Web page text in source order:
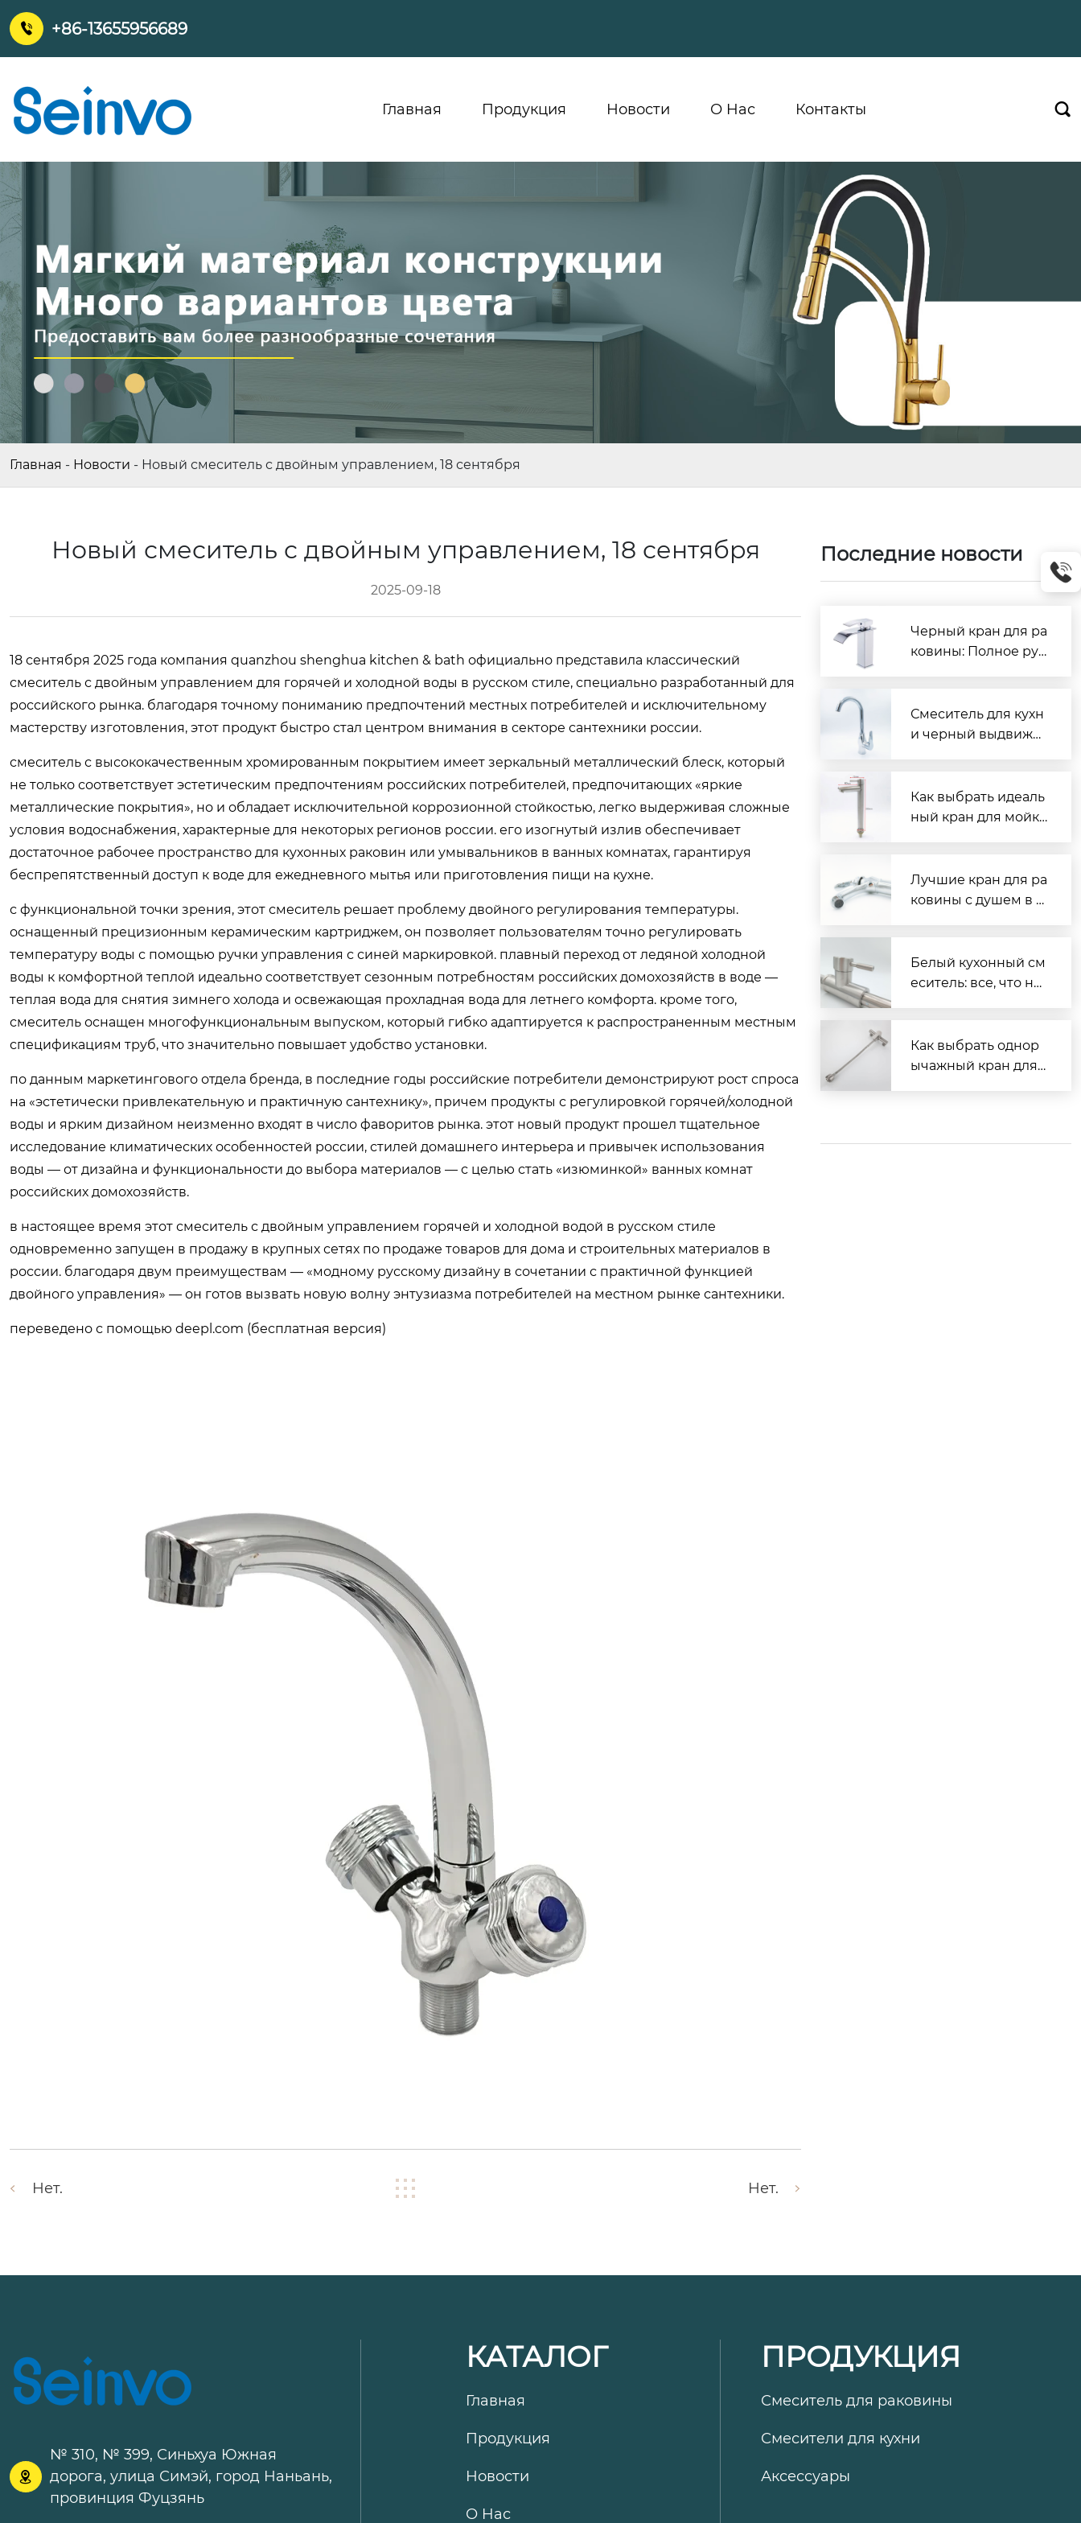
 +86-13655956689
Главная Продукция Новости О Hас Контакты 
Главная - Новости - Новый смеситель с двойным управлением, 18 сентября
Новый смеситель с двойным управлением, 18 сентября
2025-09-18
18 сентября 2025 года компания quanzhou shenghua kitchen & bath официально представила классический
смеситель с двойным управлением для горячей и холодной воды в русском стиле, специально разработанный для
российского рынка. благодаря точному пониманию предпочтений местных потребителей и исключительному
мастерству изготовления, этот продукт быстро стал центром внимания в секторе сантехники россии.
смеситель с высококачественным хромированным покрытием имеет зеркальный металлический блеск, который
не только соответствует эстетическим предпочтениям российских потребителей, предпочитающих «яркие
металлические покрытия», но и обладает исключительной коррозионной стойкостью, легко выдерживая сложные
условия водоснабжения, характерные для некоторых регионов россии. его изогнутый излив обеспечивает
достаточное рабочее пространство для кухонных раковин или умывальников в ванных комнатах, гарантируя
беспрепятственный доступ к воде для ежедневного мытья или приготовления пищи на кухне.
с функциональной точки зрения, этот смеситель решает проблему двойного регулирования температуры.
оснащенный прецизионным керамическим картриджем, он позволяет пользователям точно регулировать
температуру воды с помощью ручки управления с синей маркировкой. плавный переход от ледяной холодной
воды к комфортной теплой идеально соответствует сезонным потребностям российских домохозяйств в воде —
теплая вода для снятия зимнего холода и освежающая прохладная вода для летнего комфорта. кроме того,
смеситель оснащен многофункциональным выпуском, который гибко адаптируется к распространенным местным
спецификациям труб, что значительно повышает удобство установки.
по данным маркетингового отдела бренда, в последние годы российские потребители демонстрируют рост спроса
на «эстетически привлекательную и практичную сантехнику», причем продукты с регулировкой горячей/холодной
воды и ярким дизайном неизменно входят в число фаворитов рынка. этот новый продукт прошел тщательное
исследование климатических особенностей россии, стилей домашнего интерьера и привычек использования
воды — от дизайна и функциональности до выбора материалов — с целью стать «изюминкой» ванных комнат
российских домохозяйств.
в настоящее время этот смеситель с двойным управлением горячей и холодной водой в русском стиле
одновременно запущен в продажу в крупных сетях по продаже товаров для дома и строительных материалов в
россии. благодаря двум преимуществам — «модному русскому дизайну в сочетании с практичной функцией
двойного управления» — он готов вызвать новую волну энтузиазма потребителей на местном рынке сантехники.
переведено с помощью deepl.com (бесплатная версия)
Нет. Нет.
Последние новости
Черный кран для ра
ковины: Полное рук
Смеситель для кухн
и черный выдвижн
Как выбрать идеаль
ный кран для мойк
Лучшие кран для ра
ковины с душем в 2
Белый кухонный см
еситель: все, что ну
Как выбрать однор
ычажный кран для

№ 310, № 399, Синьхуа Южная
дорога, улица Симэй, город Наньань,
провинция Фуцзянь
КАТАЛОГ
Главная
Продукция
Новости
О Hас
ПРОДУКЦИЯ
Смеситель для раковины
Смесители для кухни
Аксессуары